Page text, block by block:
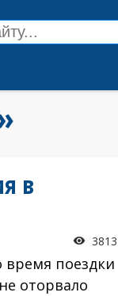
в
3813
поездки
оторвало